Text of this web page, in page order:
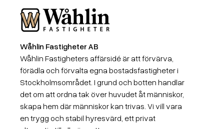
Wåhlin Fastigheter AB
Wåhlin Fastigheter AB
Wåhlin Fastigheters affärsidé är att förvärva,
förädla och förvalta egna bostadsfastigheter i
Stockholmsområdet. I grund och botten handlar
det om att ordna tak över huvudet åt människor,
skapa hem där människor kan trivas. Vi vill vara
en trygg och stabil hyresvärd, ett privat